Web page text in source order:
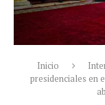
Inicio
presidenciales en